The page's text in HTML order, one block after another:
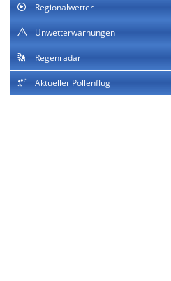
Regionalwetter
Unwetterwarnungen
Regenradar
Aktueller Pollenflug